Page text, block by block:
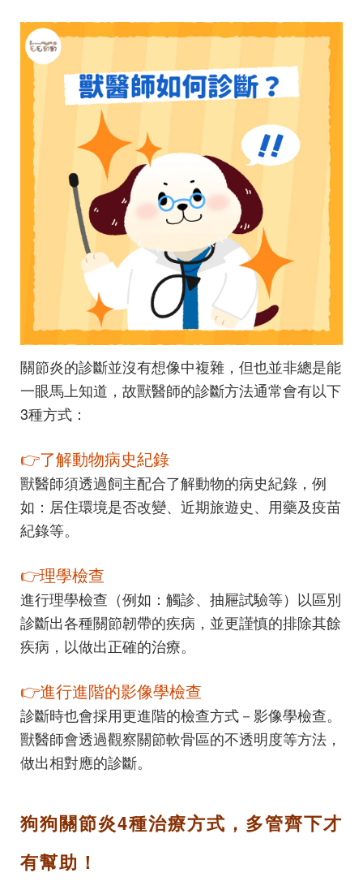
關節炎的診斷並沒有想像中複雜，但也並非總是能
一眼馬上知道，故獸醫師的診斷方法通常會有以下
3種方式：
👉了解動物病史紀錄
獸醫師須透過飼主配合了解動物的病史紀錄，例
如：居住環境是否改變、近期旅遊史、用藥及疫苗
紀錄等。
👉理學檢查
進行理學檢查（例如：觸診、抽屜試驗等）以區別
診斷出各種關節韌帶的疾病，並更謹慎的排除其餘
疾病，以做出正確的治療。
👉進行進階的影像學檢查
診斷時也會採用更進階的檢查方式－影像學檢查。
獸醫師會透過觀察關節軟骨區的不透明度等方法，
做出相對應的診斷。
狗狗關節炎4種治療方式，多管齊下才
有幫助！